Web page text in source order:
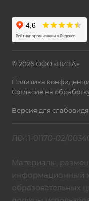
© 2026 ООО «ВИТА»
Политика
Согласие на
Версия для
Л041-01170-02/
Материалы,
информационный
образовательных